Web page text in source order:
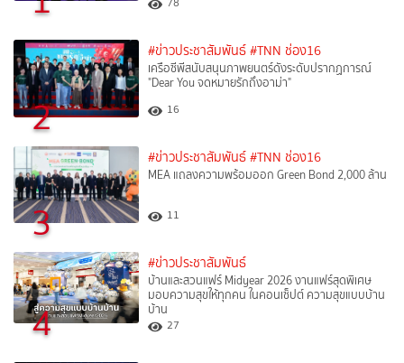
2
#ข่าวประชาสัมพันธ์ #TNN ช่อง16
เครือซีพีสนับสนุนภาพยนตร์ดังระดับปรากฏการณ์
"Dear You จดหมายรักถึงอาม่า"
16
3
#ข่าวประชาสัมพันธ์ #TNN ช่อง16
MEA แถลงความพร้อมออก Green Bond 2,000 ล้าน
11
4
#ข่าวประชาสัมพันธ์
บ้านและสวนแฟร์ Midyear 2026 งานแฟร์สุดพิเศษ
มอบความสุขให้ทุกคน ในคอนเซ็ปต์ ความสุขแบบบ้าน
บ้าน
27